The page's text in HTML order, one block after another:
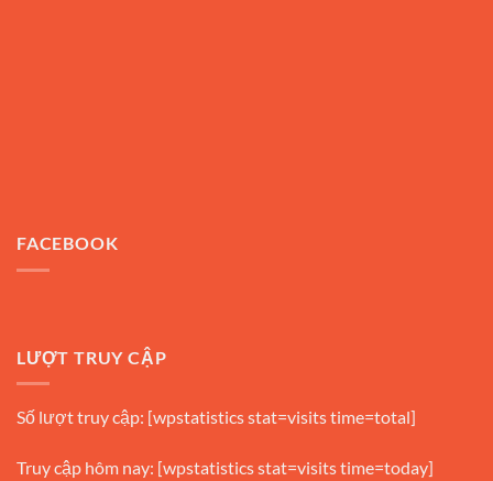
FACEBOOK
LƯỢT TRUY CẬP
Số lượt truy cập: [wpstatistics stat=visits time=total]
Truy cập hôm nay: [wpstatistics stat=visits time=today]